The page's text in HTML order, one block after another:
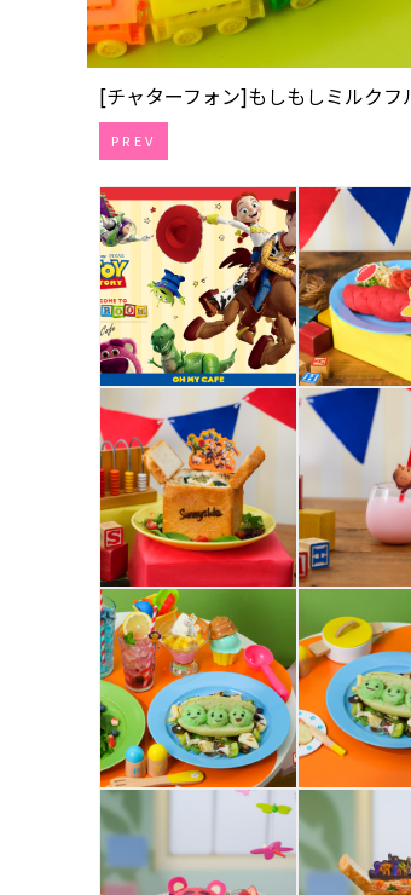
[チャターフォン]もしもしミルク
PREV